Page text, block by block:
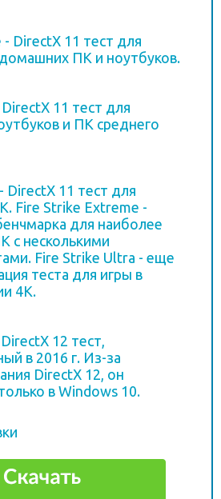
- DirectX 11 тест для
ПК и ноутбуков.
11 тест для
и ПК среднего
DirectX 11 тест для
Fire Strike Extreme -
для наиболее
с несколькими
Fire Strike Ultra - еще
теста для игры в
4K.
12 тест,
в 2016 г. Из-за
DirectX 12, он
в Windows 10.